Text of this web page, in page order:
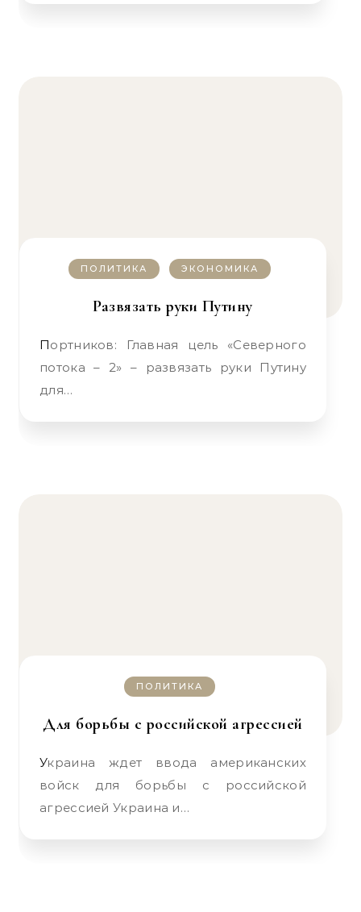
ПОЛИТИКА ЭКОНОМИКА
Развязать руки Путину
Портников: Главная цель «Северного
потока – 2» – развязать руки Путину
для…
ПОЛИТИКА
Для борьбы с российской агрессией
Украина ждет ввода американских
войск для борьбы с российской
агрессией Украина и…